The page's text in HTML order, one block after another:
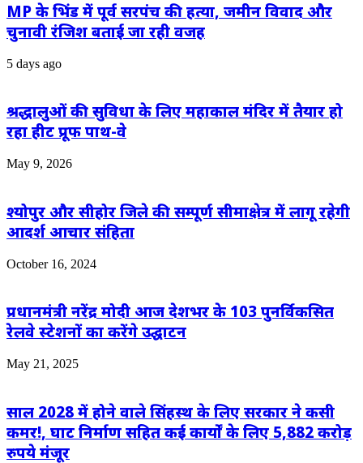
MP के भिंड में पूर्व सरपंच की हत्या, जमीन विवाद और
चुनावी रंजिश बताई जा रही वजह
5 days ago
श्रद्धालुओं की सुविधा के लिए महाकाल मंदिर में तैयार हो
रहा हीट प्रूफ पाथ-वे
May 9, 2026
श्योपुर और सीहोर जिले की सम्पूर्ण सीमाक्षेत्र में लागू रहेगी
आदर्श आचार संहिता
October 16, 2024
प्रधानमंत्री नरेंद्र मोदी आज देशभर के 103 पुनर्विकसित
रेलवे स्टेशनों का करेंगे उद्घाटन
May 21, 2025
साल 2028 में होने वाले सिंहस्थ के लिए सरकार ने कसी
कमर!, घाट निर्माण सहित कई कार्यों के लिए 5,882 करोड़
रुपये मंजूर